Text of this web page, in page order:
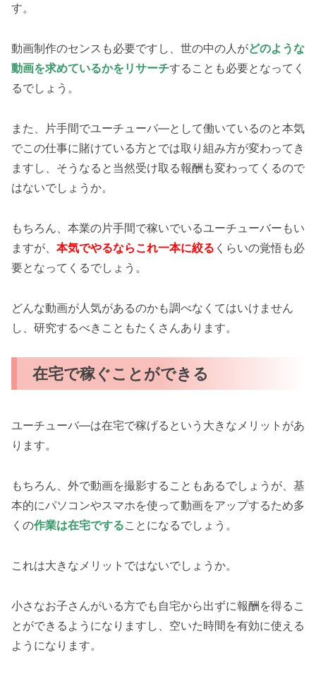
す。
動画制作のセンスも必要ですし、世の中の人がどのような
動画を求めているかをリサーチすることも必要となってく
るでしょう。
また、片手間でユーチューバ―として働いているのと本気
でこの仕事に賭けている方とでは取り組み方が変わってき
ますし、そうなると当然受け取る報酬も変わってくるので
はないでしょうか。
もちろん、本業の片手間で稼いでいるユーチューバーもい
ますが、 本気でやるならこれ一本に絞る くらいの覚悟も必
要となってくるでしょう。
どんな動画が人気があるのかも調べなくてはいけません
し、研究するべきこともたくさんあります。
在宅で稼ぐことができる
ユーチューバ―は在宅で稼げるという大きなメリットがあ
ります。
もちろん、外で動画を撮影することもあるでしょうが、基
本的にパソコンやスマホを使って動画をアップするため多
くの作業は在宅ですることになるでしょう。
これは大きなメリットではないでしょうか。
小さなお子さんがいる方でも自宅から出ずに報酬を得るこ
とができるようになりますし、空いた時間を有効に使える
ようになります。